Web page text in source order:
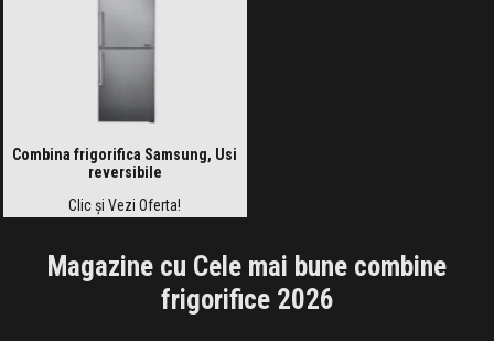
Combina frigorifica Samsung, Usi
reversibile
Clic și Vezi Oferta!
Magazine cu Cele mai bune combine
frigorifice 2026